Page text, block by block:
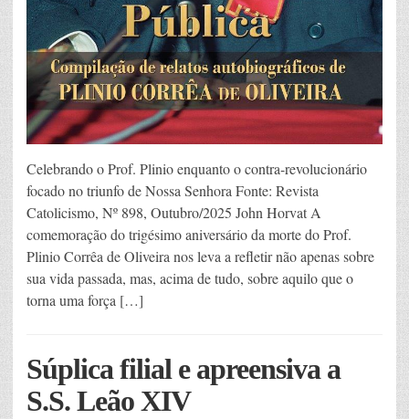
Celebrando o Prof. Plinio enquanto o contra-revolucionário
focado no triunfo de Nossa Senhora Fonte: Revista
Catolicismo, Nº 898, Outubro/2025 John Horvat A
comemoração do trigésimo aniversário da morte do Prof.
Plinio Corrêa de Oliveira nos leva a refletir não apenas sobre
sua vida passada, mas, acima de tudo, sobre aquilo que o
torna uma força […]
Súplica filial e apreensiva a
S.S. Leão XIV